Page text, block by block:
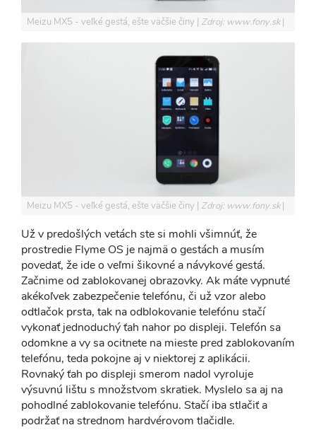
Meizu MX5 - veľké gestá, ešte väčšie činy Zdroj: www.fony.sk
Meizu MX5 - veľké gestá, ešte väčšie činy Zdroj: www.fony.sk
Už v predošlých vetách ste si mohli všimnúť, že
prostredie Flyme OS je najmä o gestách a musím
povedať, že ide o veľmi šikovné a návykové gestá.
Začnime od zablokovanej obrazovky. Ak máte vypnuté
akékoľvek zabezpečenie telefónu, či už vzor alebo
odtlačok prsta, tak na odblokovanie telefónu stačí
vykonať jednoduchý ťah nahor po displeji. Telefón sa
odomkne a vy sa ocitnete na mieste pred zablokovaním
telefónu, teda pokojne aj v niektorej z aplikácii.
Rovnaký ťah po displeji smerom nadol vyroluje
výsuvnú lištu s množstvom skratiek. Myslelo sa aj na
pohodlné zablokovanie telefónu. Stačí iba stlačiť a
podržať na strednom hardvérovom tlačidle.